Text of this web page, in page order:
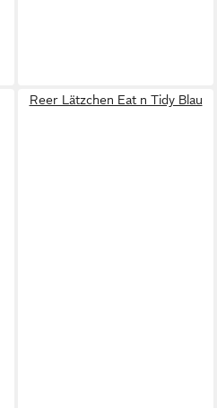
Reer Lätzchen Eat n Tidy Blau